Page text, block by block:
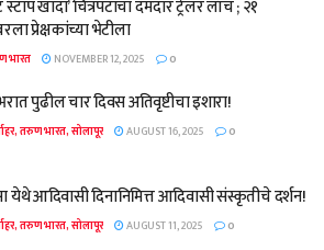
स्टॉप खांदा’ चित्रपटाचा दमदार ट्रेलर लाँच ; २१
प्रेक्षकांच्या भेटीला
भारत NOVEMBER 12, 2025 0
पुढील चार दिवस अतिवृष्टीचा इशारा!
तरुण भारत, सोलापूर AUGUST 16, 2025 0
येथे आदिवासी दिनानिमित्त आदिवासी संस्कृतीचे दर्शन!
तरुण भारत, सोलापूर AUGUST 11, 2025 0